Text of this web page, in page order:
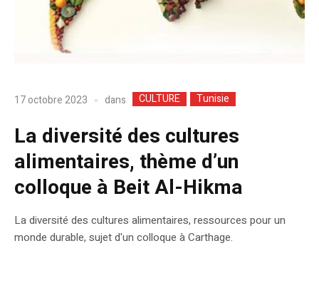
17 octobre 2023 dans CULTURE Tunisie
La diversité des cultures
alimentaires, thème d’un
colloque à Beit Al-Hikma
La diversité des cultures alimentaires, ressources pour un
monde durable, sujet d'un colloque à Carthage.